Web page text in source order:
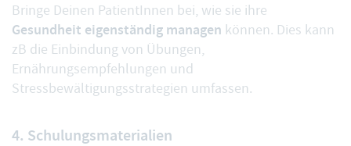
Bringe Deinen PatientInnen bei, wie sie ihre
Gesundheit eigenständig managen können. Dies kann
zB die Einbindung von Übungen,
Ernährungsempfehlungen und
Stressbewältigungsstrategien umfassen.
4. Schulungsmaterialien